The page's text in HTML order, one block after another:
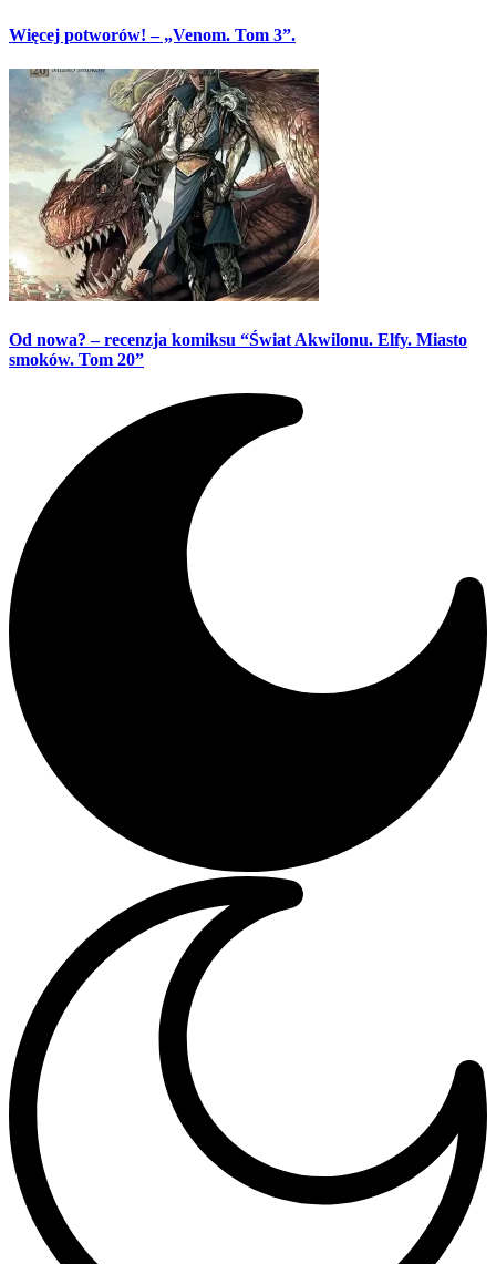
Więcej potworów! – „Venom. Tom 3”.
Od nowa? – recenzja komiksu “Świat Akwilonu. Elfy. Miasto
smoków. Tom 20”